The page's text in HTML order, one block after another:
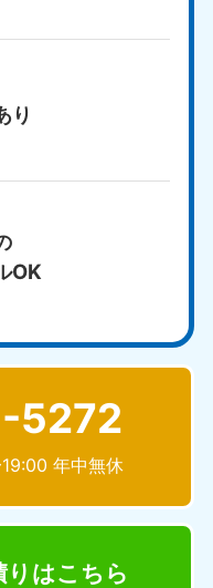
り
OK
5272
年中無休
はこちら